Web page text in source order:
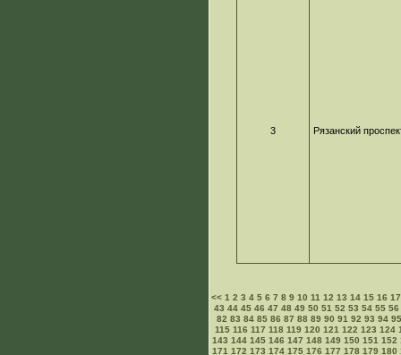
3 Рязанский
<<1 2 3 4 5 6 7 8 9 10 11 12 13 14 15 16 17
43 44 45 46 47 48 49 50 51 52 53 54 55 56
82 83 84 85 86 87 88 89 90 91 92 93 94 95
115 116 117 118 119 120 121 122 123 124
143 144 145 146 147 148 149 150 151 152
171 172 173 174 175 176 177 178 179 180